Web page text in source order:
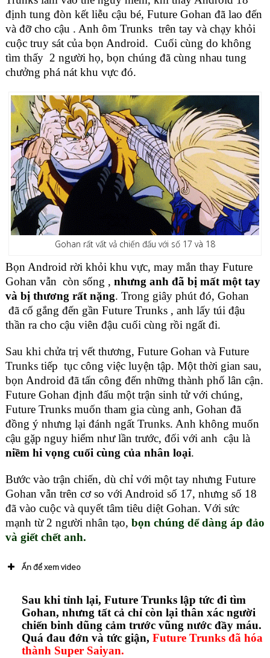
định tung đòn kết liễu cậu bé, Future Gohan đã lao đến
và đỡ cho cậu . Anh ôm Trunks trên tay và chạy khỏi
cuộc truy sát của bọn Android. Cuối cùng do không
tìm thấy 2 người họ, bọn chúng đã cùng nhau tung
chưởng phá nát khu vực đó.
Gohan rất vất vả chiến đấu với số 17 và 18
Bọn Android rời khỏi khu vực, may mắn thay Future
Gohan vẫn còn sống , nhưng anh đã bị mất một tay
và bị thương rất nặng. Trong giây phút đó, Gohan
đã cố gắng đến gần Future Trunks , anh lấy túi đậu
thần ra cho cậu viên đậu cuối cùng rồi ngất đi.
Sau khi chửa trị vết thương, Future Gohan và Future
Trunks tiếp tục công việc luyện tập. Một thời gian sau,
bọn Android đã tấn công đến những thành phố lân cận.
Future Gohan định đấu một trận sinh tử với chúng,
Future Trunks muốn tham gia cùng anh, Gohan đã
đồng ý nhưng lại đánh ngất Trunks. Anh không muốn
cậu gặp nguy hiểm như lần trước, đối với anh cậu là
niềm hi vọng cuối cùng của nhân loại.
Bước vào trận chiến, dù chỉ với một tay nhưng Future
Gohan vẫn trên cơ so với Android số 17, nhưng số 18
đã vào cuộc và quyết tâm tiêu diệt Gohan. Với sức
mạnh từ 2 người nhân tạo, bọn chúng dể dàng áp đảo
và giết chết anh.
Ấn để xem video
Sau khi tỉnh lại, Future Trunks lập tức đi tìm
Gohan, nhưng tất cả chỉ còn lại thân xác người
chiến binh dũng cảm trước vũng nước đầy máu.
Quá đau đớn và tức giận, Future Trunks đã hóa
thành Super Saiyan.